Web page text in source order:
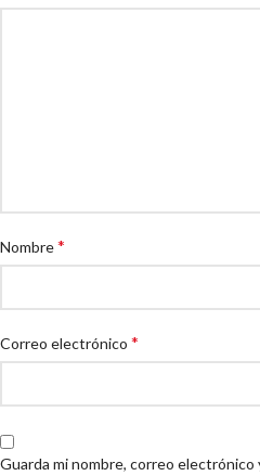
Nombre*
Correo electrónico *
Guarda mi nombre, correo